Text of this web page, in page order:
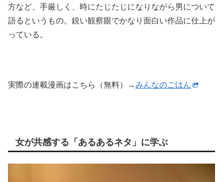
方など、手厳しく、時にたじたじになりながら男について
語るというもの。鋭い観察眼でかなり面白い作品に仕上が
っている。
実際の連載漫画はこちら（無料）→みんなのごはん
女が共感する「あるあるネタ」に学ぶ